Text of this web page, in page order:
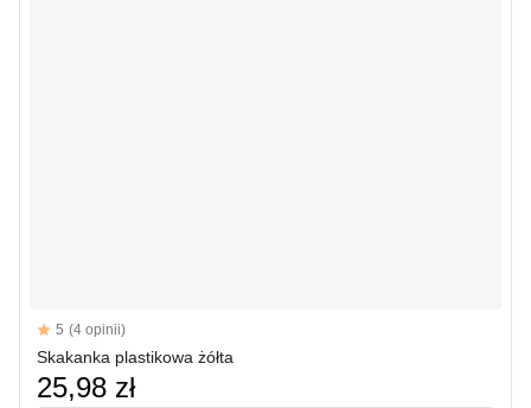
Reviews
5 out of 5 stars
5 (4 opinii)
Skakanka plastikowa żółta
25,98 zł